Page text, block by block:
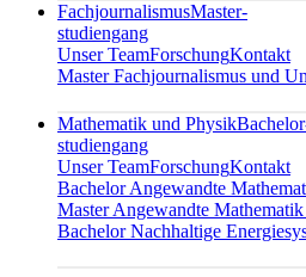
FachjournalismusMaster-
studiengang
Unser TeamForschungKontakt
Master Fachjournalismus und
Mathematik und Physik
studiengang
Unser TeamForschungKontakt
Bachelor Angewandte
Master Angewandte
Bachelor Nachhaltige